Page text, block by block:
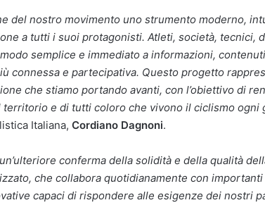
del nostro movimento uno strumento moderno,
a tutti i suoi protagonisti. Atleti, società, tecnici,
semplice e immediato a informazioni,
connessa e partecipativa. Questo progetto
che stiamo portando avanti, con l’obiettivo di
e di tutti coloro che vivono il ciclismo ogni
Italiana, Cordiano Dagnoni.
conferma della solidità e della qualità
che collabora quotidianamente con
capaci di rispondere alle esigenze dei nostri